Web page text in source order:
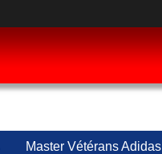
Master Vétérans Adidas